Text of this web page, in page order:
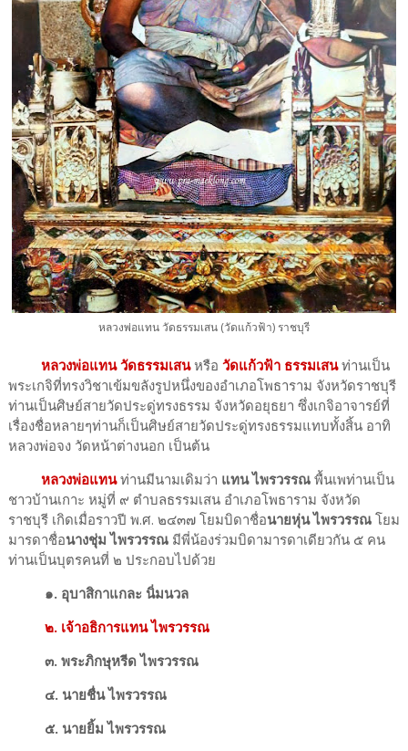
หลวงพ่อแทน วัดธรรมเสน (วัดแก้วฟ้า) ราชบุรี
หลวงพ่อแทน วัดธรรมเสนหรือ วัดแก้วฟ้า ธรรมเสนท่านเป็น
พระเกจิที่ทรงวิชาเข้มขลังรูปหนึ่งของอำเภอโพธาราม จังหวัดราชบุรี
ท่านเป็นศิษย์สายวัดประดู่ทรงธรรม จังหวัดอยุธยา ซึ่งเกจิอาจารย์ที่
เรื่องชื่อหลายๆท่านก็เป็นศิษย์สายวัดประดู่ทรงธรรมแทบทั้งสิ้น อาทิ
หลวงพ่อจง วัดหน้าต่างนอก เป็นต้น
หลวงพ่อแทนท่านมีนามเดิมว่า แทน ไพรวรรณพื้นเพท่านเป็น
ชาวบ้านเกาะ หมู่ที่ ๙ ตำบลธรรมเสน อำเภอโพธาราม จังหวัด
ราชบุรี เกิดเมื่อราวปี พ.ศ. ๒๔๓๗ โยมบิดาชื่อนายหุ่น ไพรวรรณโยม
มารดาชื่อนางชุ่ม ไพรวรรณมีพี่น้องร่วมบิดามารดาเดียวกัน ๕ คน
ท่านเป็นบุตรคนที่ ๒ ประกอบไปด้วย
๑. อุบาสิกาแกละ นิ่มนวล
๒. เจ้าอธิการแทน ไพรวรรณ
๓. พระภิกษุหรีด ไพรวรรณ
๔. นายชื่น ไพรวรรณ
๕. นายยิ้ม ไพรวรรณ